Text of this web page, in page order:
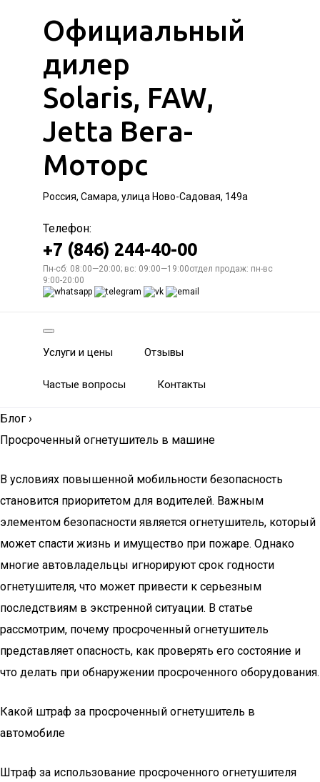
Официальный
дилер
Solaris, FAW,
Jetta Вега-
Моторс
Россия, Самара, улица Ново-Садовая, 149а
Телефон:
+7 (846) 244-40-00
Пн-сб: 08:00—20:00; вс: 09:00—19:00отдел продаж: пн-вс
9:00-20:00
Услуги и цены Отзывы
Частые вопросы Контакты
Блог ›
Просроченный огнетушитель в машине
В условиях повышенной мобильности безопасность
становится приоритетом для водителей. Важным
элементом безопасности является огнетушитель, который
может спасти жизнь и имущество при пожаре. Однако
многие автовладельцы игнорируют срок годности
огнетушителя, что может привести к серьезным
последствиям в экстренной ситуации. В статье
рассмотрим, почему просроченный огнетушитель
представляет опасность, как проверять его состояние и
что делать при обнаружении просроченного оборудования.
Какой штраф за просроченный огнетушитель в
автомобиле
Штраф за использование просроченного огнетушителя